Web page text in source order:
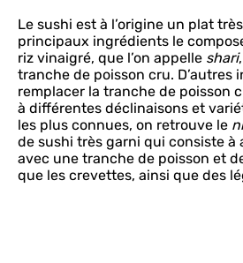
Le sushi est à l’origine un plat
principaux ingrédients le
riz vinaigré, que l’on appelle shari
tranche de poisson cru. D’autres
remplacer la tranche de poisson
à différentes déclinaisons et
les plus connues, on retrouve le
de sushi très garni qui consiste à
avec une tranche de poisson et
que les crevettes, ainsi que des